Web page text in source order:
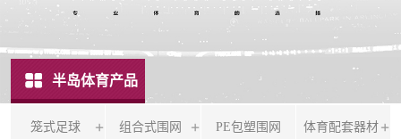
半岛体育产品
笼式足球 组合式围网 PE包塑围网 体育配套器材